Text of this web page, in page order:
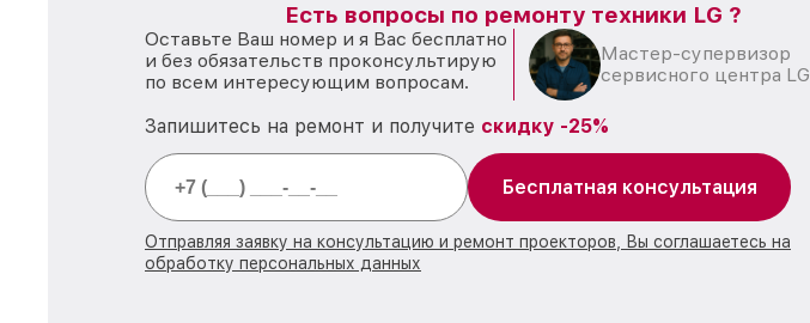
Есть вопросы по ремонту техники LG ?
Оставьте Ваш номер и я Вас бесплатно
и без обязательств проконсультирую
по всем интересующим вопросам.
Мастер-супервизор
сервисного центра LG
Запишитесь на ремонт и получите скидку -25%
Бесплатная консультация
Отправляя заявку на консультацию и ремонт проекторов, Вы соглашаетесь на
обработку персональных данных